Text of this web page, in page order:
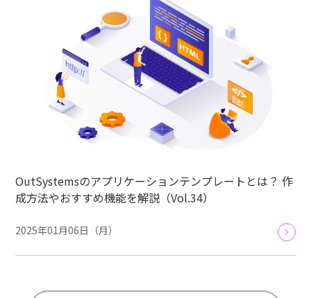
OutSystemsのアプリケーションテンプレートとは？ 作
成方法やおすすめ機能を解説（Vol.34）
2025年01月06日（月）